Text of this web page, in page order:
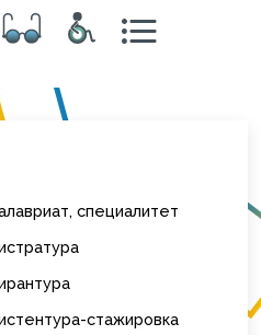
специалитет
стажировка